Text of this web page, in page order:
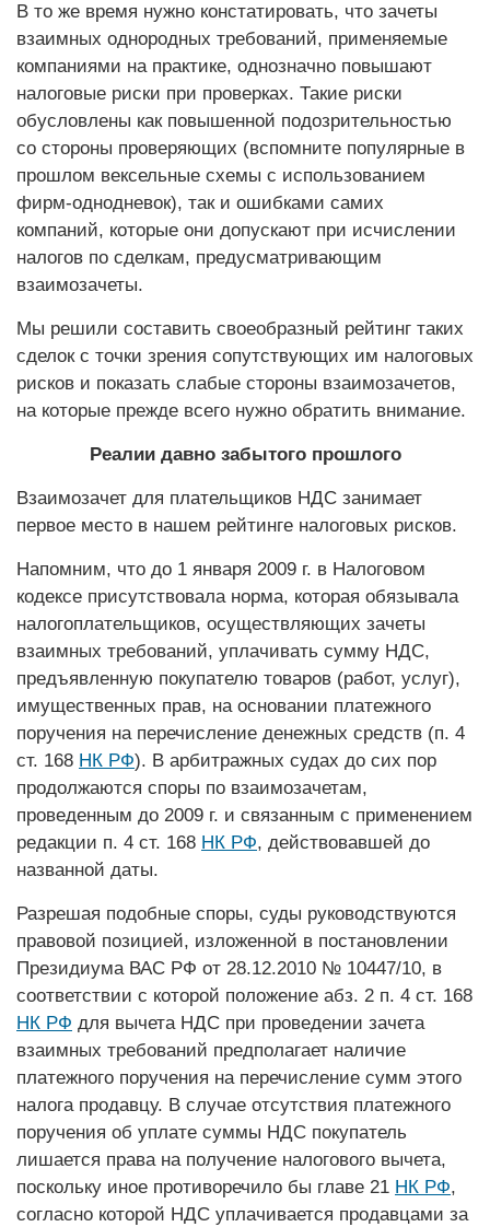
В то же время нужно констатировать, что зачеты
взаимных однородных требований, применяемые
компаниями на практике, однозначно повышают
налоговые риски при проверках. Такие рис­ки
обусловлены как повышенной подозрительностью
со стороны проверяющих (вспомните популярные в
прошлом вексельные схемы с использованием
фирм-однодневок), так и ошибками самих
компаний, которые они допускают при исчислении
налогов по сделкам, предусматривающим
взаимозачеты.
Мы решили составить своеобразный рейтинг таких
сделок с точки зрения сопутствующих им налоговых
рисков и показать слабые стороны взаимозачетов,
на которые прежде всего нужно обратить внимание.
Реалии давно забытого прошлого
Взаимозачет для плательщиков НДС занимает
первое место в нашем рейтинге налоговых рисков.
Напомним, что до 1 января 2009 г. в Налоговом
кодексе присутствовала норма, которая обязывала
налогоплательщиков, осуществляющих зачеты
взаимных требований, уплачивать сумму НДС,
предъявленную покупателю товаров (работ, услуг),
имущественных прав, на основании платежного
поручения на перечисление денежных средств (п. 4
ст. 168 НК РФ). В арбитражных судах до сих пор
продолжаются споры по взаимозачетам,
проведенным до 2009 г. и связанным с применением
редакции п. 4 ст. 168 НК РФ, действовавшей до
названной даты.
Разрешая подобные споры, суды руководствуются
правовой позицией, изложенной в постановлении
Президиума ВАС РФ от 28.12.2010 № 10447/10, в
соответствии с которой положение абз. 2 п. 4 ст. 168
НК РФ для вычета НДС при проведении зачета
взаимных требований предполагает наличие
платежного поручения на перечисление сумм этого
налога продавцу. В случае отсутствия платежного
поручения об уплате суммы НДС покупатель
лишается права на получение налогового вычета,
поскольку иное противоречило бы главе 21 НК РФ,
согласно которой НДС уплачивается продавцами за